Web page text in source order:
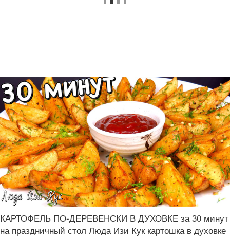
КАРТОФЕЛЬ ПО-ДЕРЕВЕНСКИ В ДУХОВКЕ за 30 минут
на праздничный стол Люда Изи Кук картошка в духовке